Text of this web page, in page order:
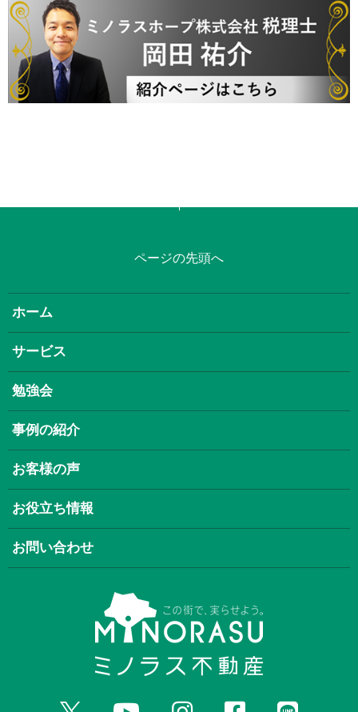
ページの先頭へ
ホーム
サービス
勉強会
事例の紹介
お客様の声
お役立ち情報
お問い合わせ